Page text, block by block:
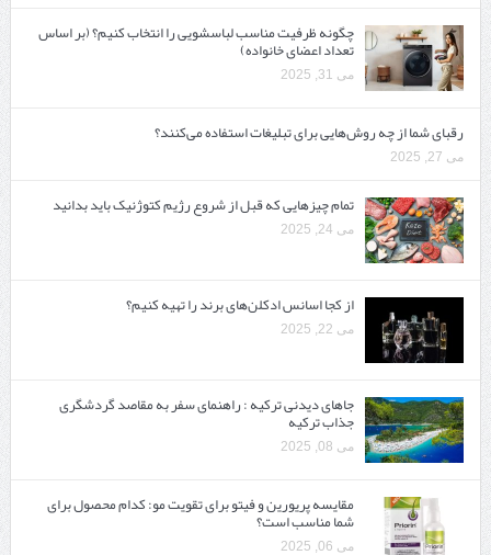
چگونه ظرفیت مناسب لباسشویی را انتخاب کنیم؟ (بر اساس
تعداد اعضای خانواده)
می 31, 2025
رقبای شما از چه روش‌هایی برای تبلیغات استفاده می‌کنند؟
می 27, 2025
تمام چیزهایی که قبل از شروع رژیم کتوژنیک باید بدانید‎
می 24, 2025
از کجا اسانس ادکلن‌های برند را تهیه کنیم؟
می 22, 2025
جاهای دیدنی ترکیه : راهنمای سفر به مقاصد گردشگری
جذاب ترکیه
می 08, 2025
مقایسه پریورین و فیتو برای تقویت مو: کدام محصول برای
شما مناسب است؟
می 06, 2025